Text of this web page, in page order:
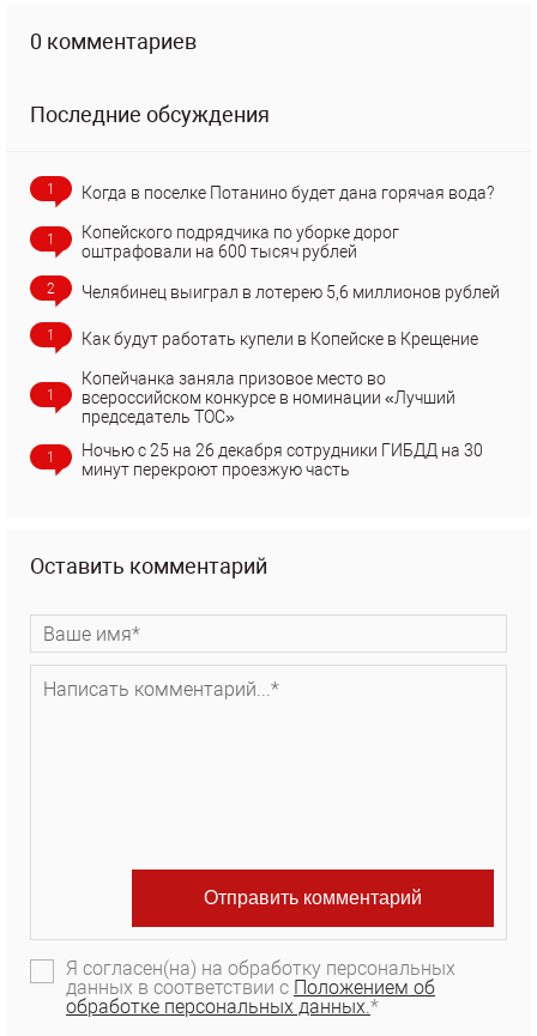
0 комментариев
Последние обсуждения
1 Когда в поселке Потанино будет дана горячая вода?
1
Копейского подрядчика по уборке дорог
оштрафовали на 600 тысяч рублей
2 Челябинец выиграл в лотерею 5,6 миллионов рублей
1 Как будут работать купели в Копейске в Крещение
1
Копейчанка заняла призовое место во
всероссийском конкурсе в номинации «Лучший
председатель ТОС»
1
Ночью с 25 на 26 декабря сотрудники ГИБДД на 30
минут перекроют проезжую часть
Оставить комментарий
Я согласен(на) на обработку персональных
данных в соответствии с Положением об
обработке персональных данных.*